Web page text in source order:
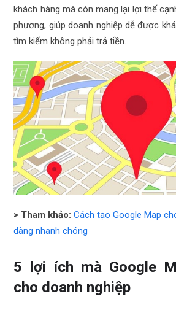
khách hàng mà còn mang lại lợi thế
phương, giúp doanh nghiệp dễ được
tìm kiếm không phải trả tiền.
> Tham khảo:Cách tạo Google Map
dàng nhanh chóng
5 lợi ích mà Google
cho doanh nghiệp